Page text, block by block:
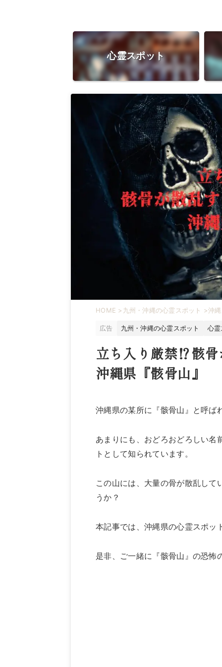
心霊スポット
HOME > 九州・沖縄の心霊スポット >沖
広告 九州・沖縄の心霊スポット 心
立ち入り厳禁⁉骸骨
沖縄県『骸骨山』
沖縄県の某所に『骸骨山』と呼ば
あまりにも、おどろおどろしい名
トとして知られています。
この山には、大量の骨が散乱し
うか？
本記事では、沖縄県の心霊スポッ
是非、ご一緒に『骸骨山』の恐怖